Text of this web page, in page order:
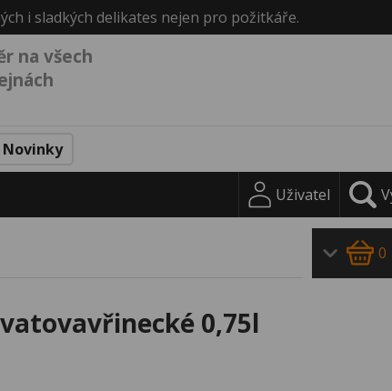
i sladkých delikates nejen pro požitkáře.
na všech
Novinky
Uživatel
0,75l
0